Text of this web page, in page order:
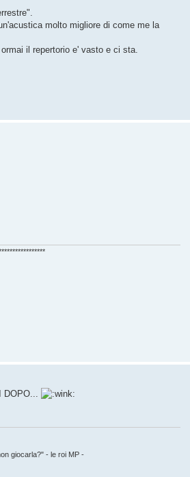
molto migliore di come me la
il repertorio e' vasto e ci sta.
DOPO...
giocarla?" - le roi MP -